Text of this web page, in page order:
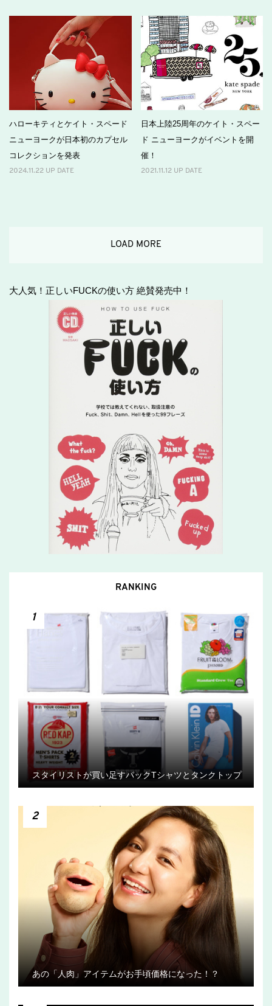
ハローキティとケイト・スペード
ニューヨークが日本初のカプセル
コレクションを発表
2024.11.22 UP DATE
日本上陸25周年のケイト・スペー
ド ニューヨークがイベントを開
催！
2021.11.12 UP DATE
LOAD MORE
大人気！正しいFUCKの使い方 絶賛発売中！
RANKING
1
スタイリストが買い足すパックTシャツとタンクトップ
2
あの「人肉」アイテムがお手頃価格になった！？